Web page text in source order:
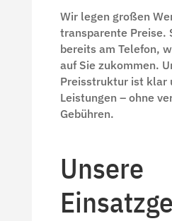
Wir legen großen
transparente Preise.
bereits am Telefon,
auf Sie zukommen.
Preisstruktur ist klar
Leistungen – ohne
Gebühren.
Unsere